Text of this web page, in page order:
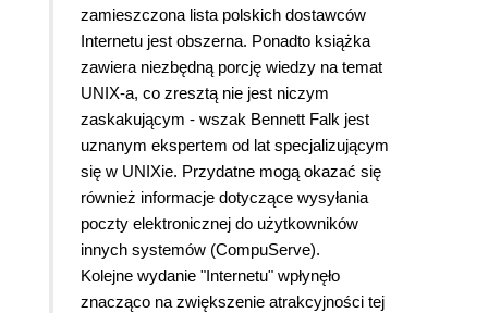
zamieszczona lista polskich dostawców
Internetu jest obszerna. Ponadto książka
zawiera niezbędną porcję wiedzy na temat
UNIX-a, co zresztą nie jest niczym
zaskakującym - wszak Bennett Falk jest
uznanym ekspertem od lat specjalizującym
się w UNIXie. Przydatne mogą okazać się
również informacje dotyczące wysyłania
poczty elektronicznej do użytkowników
innych systemów (CompuServe).
Kolejne wydanie "Internetu" wpłynęło
znacząco na zwiększenie atrakcyjności tej